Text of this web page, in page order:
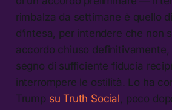
rimbalza da settimane è quello
d’intesa, per intendere che non
accordo chiuso definitivamente,
segno di sufficiente fiducia
interrompere le ostilità. Lo ha
Trump su Truth Social , poco